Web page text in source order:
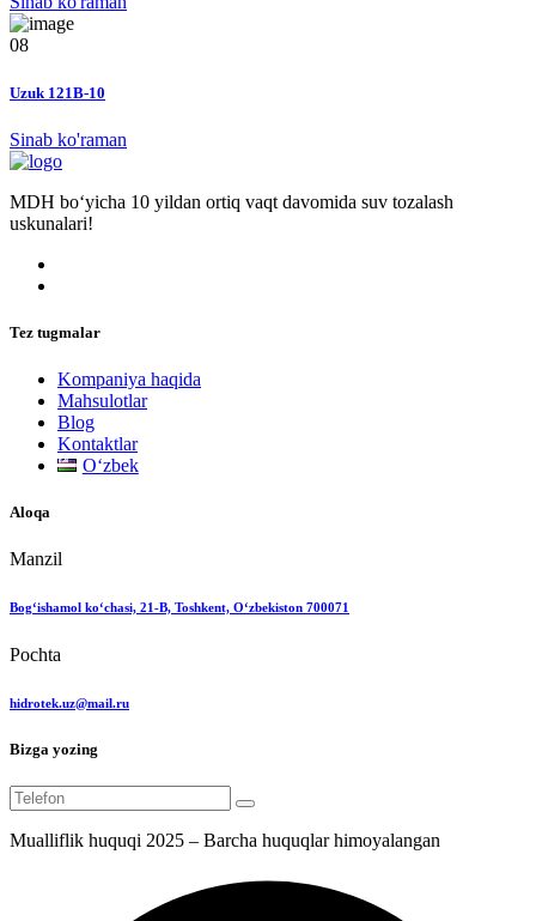
08
Uzuk 121B-10
Sinab ko'raman
MDH bo‘yicha 10 yildan ortiq vaqt davomida suv tozalash
uskunalari!
Tez tugmalar
Kompaniya haqida
Mahsulotlar
Blog
Kontaktlar
Oʻzbek
Aloqa
Manzil
Bog‘ishamol ko‘chasi, 21-B, Toshkent, O‘zbekiston 700071
Pochta
hidrotek.uz@mail.ru
Bizga yozing
Mualliflik huquqi 2025 – Barcha huquqlar himoyalangan